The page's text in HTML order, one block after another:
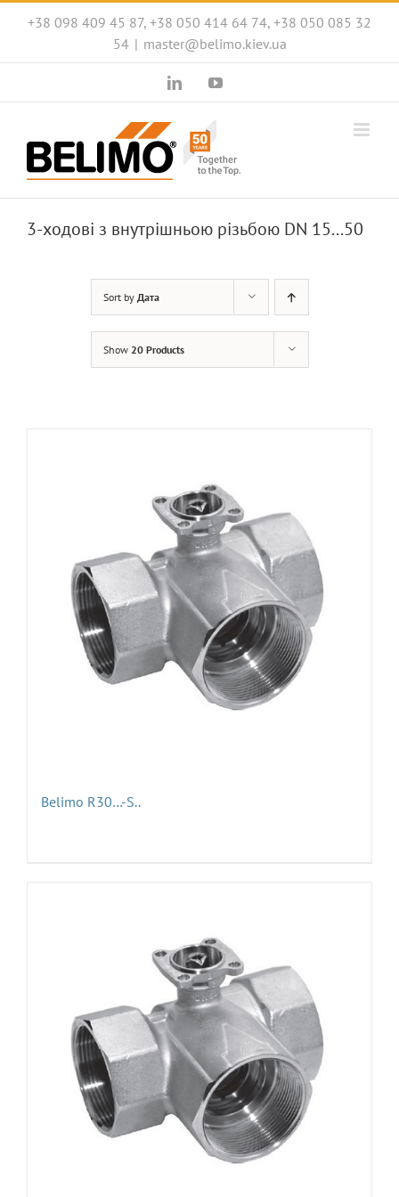
+38 098 409 45 87, +38 050 414 64 74, +38 050 085 32
54 | master@belimo.kiev.ua
LinkedInYouTube
3-ходові з внутрішньою різьбою DN 15...50
Sort by Дата
Show 20 Products
Belimo R30…-S..